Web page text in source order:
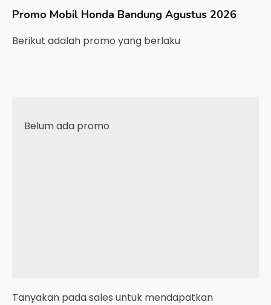
Promo Mobil Honda Bandung Agustus 2026
Berikut adalah promo yang berlaku
Belum ada promo
Tanyakan pada sales untuk mendapatkan